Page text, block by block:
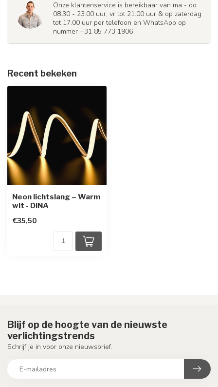
Onze klantenservice is bereikbaar van ma - do
08.30 - 23.00 uur, vr tot 21.00 uur & op zaterdag
tot 17.00 uur per telefoon en WhatsApp op
nummer +31 85 773 1906
Recent bekeken
Neon lichtslang – Warm
wit - DINA
€35,50
Blijf op de hoogte van de nieuwste
verlichtingstrends
Schrijf je in voor onze nieuwsbrief.